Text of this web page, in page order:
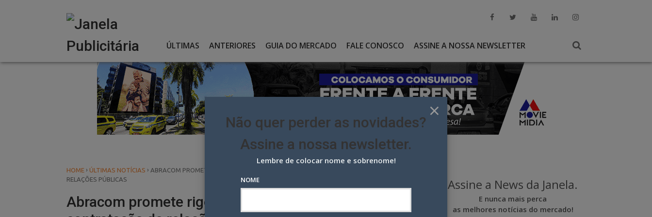
ÚLTIMAS ANTERIORES GUIA DO MERCADO FALE CONOSCO ASSINE A NOSSA NEWSLETTER
HOME › ÚLTIMAS NOTÍCIAS › ABRACOM PROMETE RIGOR NO COMBATE AOS PREGÕES PARA CONTRATAÇÃO DE
RELAÇÕES PÚBLICAS
Abracom promete rigor no combate aos pregões para
Assine a News da Janela.
E nunca mais perca
as melhores notícias do mercado!
×
Não quer perder as novidades?
Assine a nossa newsletter.
Lembre de colocar nome e sobrenome!
NOME